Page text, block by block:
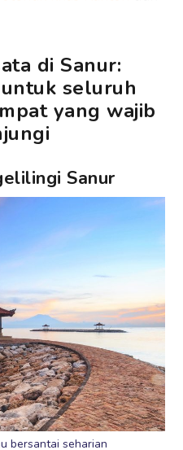
di Sanur:
seluruh
yang wajib
Sanur
bersantai seharian